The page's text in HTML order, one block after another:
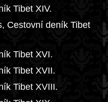
Tibet XIV.
Cestovní deník Tibet
Tibet XVI.
Tibet XVII.
Tibet XVIII.